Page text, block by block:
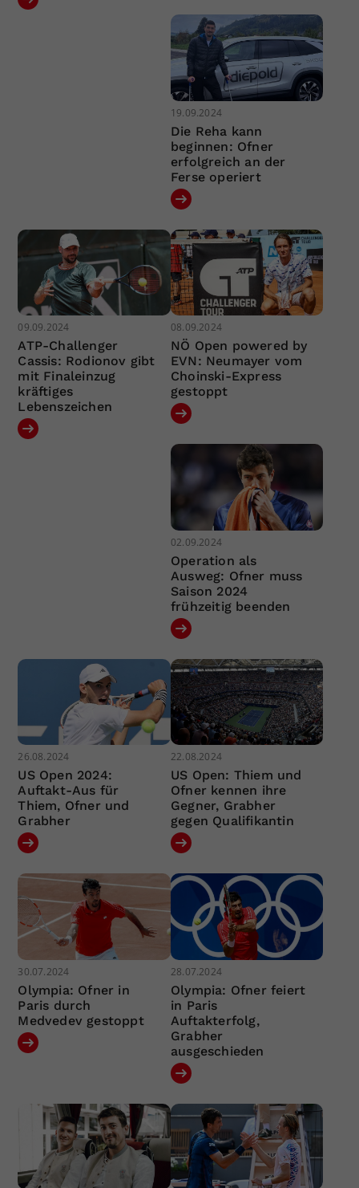
19.09.2024
Die Reha kann
beginnen: Ofner
erfolgreich an der
Ferse operiert
09.09.2024
ATP-Challenger
Cassis: Rodionov gibt
mit Finaleinzug
kräftiges
Lebenszeichen
08.09.2024
NÖ Open powered by
EVN: Neumayer vom
Choinski-Express
gestoppt
02.09.2024
Operation als
Ausweg: Ofner muss
Saison 2024
frühzeitig beenden
26.08.2024
US Open 2024:
Auftakt-Aus für
Thiem, Ofner und
Grabher
22.08.2024
US Open: Thiem und
Ofner kennen ihre
Gegner, Grabher
gegen Qualifikantin
30.07.2024
Olympia: Ofner in
Paris durch
Medvedev gestoppt
28.07.2024
Olympia: Ofner feiert
in Paris
Auftakterfolg,
Grabher
ausgeschieden